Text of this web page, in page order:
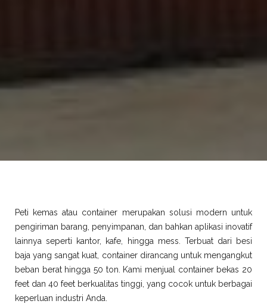
Peti kemas atau container merupakan solusi modern untuk
pengiriman barang, penyimpanan, dan bahkan aplikasi inovatif
lainnya seperti kantor, kafe, hingga mess. Terbuat dari besi
baja yang sangat kuat, container dirancang untuk mengangkut
beban berat hingga 50 ton. Kami menjual container bekas 20
feet dan 40 feet berkualitas tinggi, yang cocok untuk berbagai
keperluan industri Anda.